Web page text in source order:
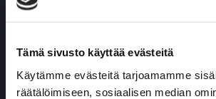
Tämä sivusto käyttää evästeitä
Käytämme evästeitä tarjoamamme
räätälöimiseen, sosiaalisen median
Joensuu
Rantakylä
Kuopio
Kumpusaari